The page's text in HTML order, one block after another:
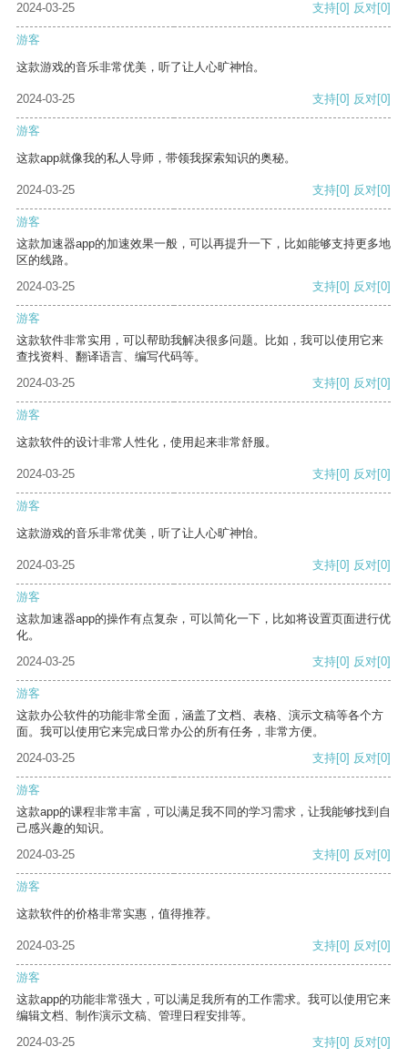
2024-03-25
支持[0] 反对[0]
游客
这款游戏的音乐非常优美，听了让人心旷神怡。
2024-03-25 支持[0] 反对[0]
游客
这款app就像我的私人导师，带领我探索知识的奥秘。
2024-03-25 支持[0] 反对[0]
游客
这款加速器app的加速效果一般，可以再提升一下，比如能够支持更多地
区的线路。
2024-03-25
支持[0] 反对[0]
游客
这款软件非常实用，可以帮助我解决很多问题。比如，我可以使用它来
查找资料、翻译语言、编写代码等。
2024-03-25
支持[0] 反对[0]
游客
这款软件的设计非常人性化，使用起来非常舒服。
2024-03-25 支持[0] 反对[0]
游客
这款游戏的音乐非常优美，听了让人心旷神怡。
2024-03-25 支持[0] 反对[0]
游客
这款加速器app的操作有点复杂，可以简化一下，比如将设置页面进行优
化。
2024-03-25
支持[0] 反对[0]
游客
这款办公软件的功能非常全面，涵盖了文档、表格、演示文稿等各个方
面。我可以使用它来完成日常办公的所有任务，非常方便。
2024-03-25
支持[0] 反对[0]
游客
这款app的课程非常丰富，可以满足我不同的学习需求，让我能够找到自
己感兴趣的知识。
2024-03-25
支持[0] 反对[0]
游客
这款软件的价格非常实惠，值得推荐。
2024-03-25 支持[0] 反对[0]
游客
这款app的功能非常强大，可以满足我所有的工作需求。我可以使用它来
编辑文档、制作演示文稿、管理日程安排等。
2024-03-25
支持[0] 反对[0]